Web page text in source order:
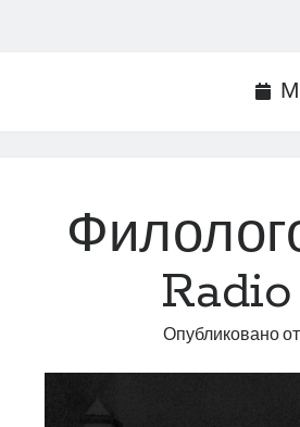
Опубликовано от